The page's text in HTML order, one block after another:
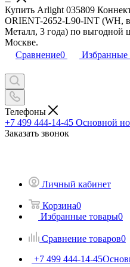
Купить Arlight 035809
ORIENT-2652-L90-INT (WH,
Металл, 3 года) по выгодной
Москве.
Сравнение0 Избранные
Телефоны
+7 499 444-14-45 Основной
Заказать звонок
Личный кабинет
Корзина0
Избранные товары0
Сравнение товаров0
+7 499 444-14-45